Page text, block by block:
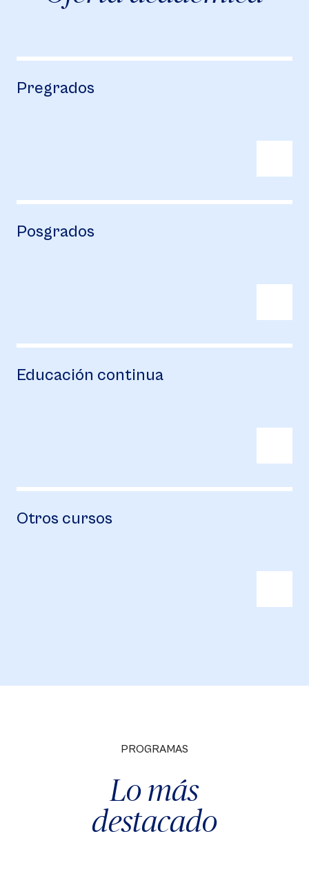
Pregrados
Posgrados
Educación continua
Otros cursos
PROGRAMAS
Lo más
destacado